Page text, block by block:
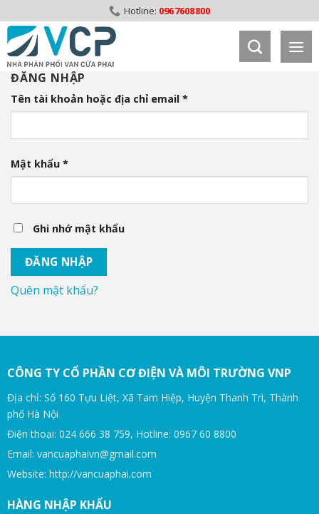
to
content
0967608800
ĐĂNG NHẬP
Tên tài khoản hoặc địa chỉ email *
Mật khẩu *
Ghi nhớ mật khẩu
ĐĂNG NHẬP
Quên mật khẩu?
CÔNG TY CỔ PHẦN CƠ ĐIỆN VÀ MÔI TRƯỜNG VNP
Địa chỉ: Số 160 Tựu Liệt, Xã Tam Hiệp, Huyện Thanh Trì, Thành
phố Hà Nội
Điện thoại: 024 666 38 759, Hotline: 0967 60 8800
Email: vancuaphaivn@gmail.com
Website: http://vancuaphai.com
HÀNG NHẬP KHẨU